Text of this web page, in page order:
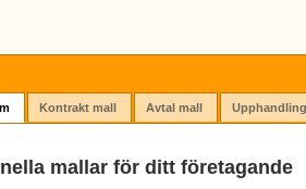
Kontrakt mall Avtal mall
mallar för ditt företagande